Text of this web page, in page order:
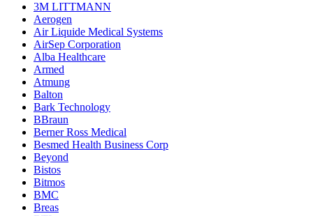
3M LITTMANN
Aerogen
Air Liquide Medical Systems
AirSep Corporation
Alba Healthcare
Armed
Atmung
Balton
Bark Technology
BBraun
Berner Ross Medical
Besmed Health Business Corp
Beyond
Bistos
Bitmos
BMC
Breas